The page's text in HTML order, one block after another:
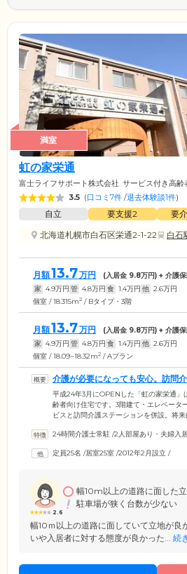
満室
虹の家栄通
富士ライフサポート株式会社 サービス付き高齢
3.5 (口コミ7件 /退去体験談1件)
自立 要支援2 要
北海道札幌市白石区栄通2-1-22
白石
月額13.7万円 (入居金 9.8万円) + 介護
家 4.9万円 管 4.8万円 食 1.4万円 他 2.6万円
個室 / 18.315m2 / Bタイプ・3階
月額13.7万円 (入居金 9.8万円) + 介護
家 4.9万円 管 4.8万円 食 1.4万円 他 2.6万円
個室 / 18.09~18.32m2 / Aプラン
介護が必要になっても安心。訪問
ています
平成24年3月にOPENした「虹の家栄通」
齢者向け住宅です。3階建て・エレベータ
ビスと訪問介護ステーションを併設。将来
居者様の安心・快適な暮らしをサポート。
て、ご入居者様の安心・快適な暮らしをサ
24時間介護士常駐 /2人部屋あり・夫婦入
定員25名 /居室25室 /2012年2月設立 /
2.6
幅10m以上の道路に面した
駐車場が狭く台数が少ない
幅10ｍ以上の道路に面していて立地が良
いや入居者に対する態度が良かった... 続